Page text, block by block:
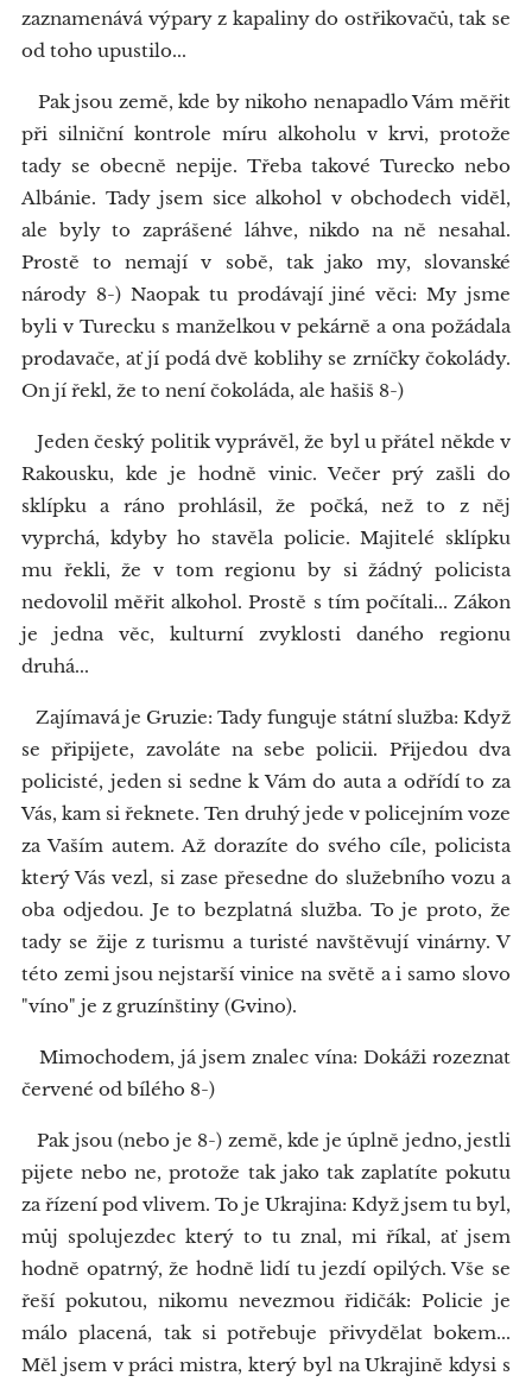
zaznamenává výpary z kapaliny do ostřikovačů, tak se
od toho upustilo...
Pak jsou země, kde by nikoho nenapadlo Vám měřit
při silniční kontrole míru alkoholu v krvi, protože
tady se obecně nepije. Třeba takové Turecko nebo
Albánie. Tady jsem sice alkohol v obchodech viděl,
ale byly to zaprášené láhve, nikdo na ně nesahal.
Prostě to nemají v sobě, tak jako my, slovanské
národy 8-) Naopak tu prodávají jiné věci: My jsme
byli v Turecku s manželkou v pekárně a ona požádala
prodavače, ať jí podá dvě koblihy se zrníčky čokolády.
On jí řekl, že to není čokoláda, ale hašiš 8-)
Jeden český politik vyprávěl, že byl u přátel někde v
Rakousku, kde je hodně vinic. Večer prý zašli do
sklípku a ráno prohlásil, že počká, než to z něj
vyprchá, kdyby ho stavěla policie. Majitelé sklípku
mu řekli, že v tom regionu by si žádný policista
nedovolil měřit alkohol. Prostě s tím počítali... Zákon
je jedna věc, kulturní zvyklosti daného regionu
druhá...
Zajímavá je Gruzie: Tady funguje státní služba: Když
se připijete, zavoláte na sebe policii. Přijedou dva
policisté, jeden si sedne k Vám do auta a odřídí to za
Vás, kam si řeknete. Ten druhý jede v policejním voze
za Vaším autem. Až dorazíte do svého cíle, policista
který Vás vezl, si zase přesedne do služebního vozu a
oba odjedou. Je to bezplatná služba. To je proto, že
tady se žije z turismu a turisté navštěvují vinárny. V
této zemi jsou nejstarší vinice na světě a i samo slovo
"víno" je z gruzínštiny (Gvino).
Mimochodem, já jsem znalec vína: Dokáži rozeznat
červené od bílého 8-)
Pak jsou (nebo je 8-) země, kde je úplně jedno, jestli
pijete nebo ne, protože tak jako tak zaplatíte pokutu
za řízení pod vlivem. To je Ukrajina: Když jsem tu byl,
můj spolujezdec který to tu znal, mi říkal, ať jsem
hodně opatrný, že hodně lidí tu jezdí opilých. Vše se
řeší pokutou, nikomu nevezmou řidičák: Policie je
málo placená, tak si potřebuje přivydělat bokem...
Měl jsem v práci mistra, který byl na Ukrajině kdysi s